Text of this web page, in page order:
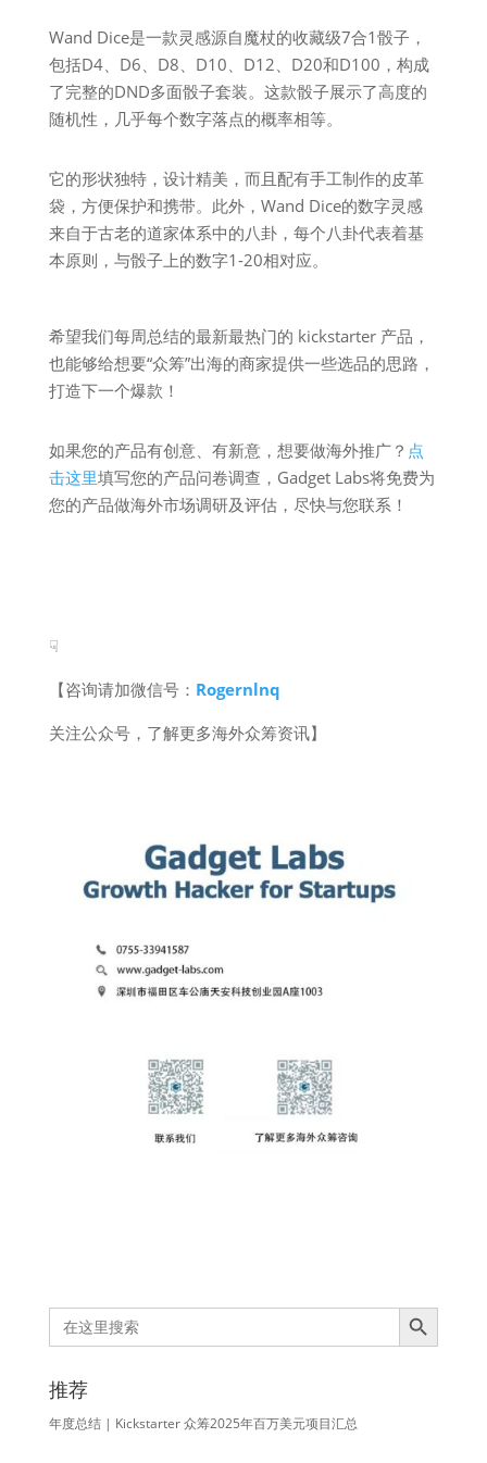
Wand Dice是一款灵感源自魔杖的收藏级7合1骰子，
包括D4、D6、D8、D10、D12、D20和D100，构成
了完整的DND多面骰子套装。这款骰子展示了高度的
随机性，几乎每个数字落点的概率相等。
它的形状独特，设计精美，而且配有手工制作的皮革
袋，方便保护和携带。此外，Wand Dice的数字灵感
来自于古老的道家体系中的八卦，每个八卦代表着基
本原则，与骰子上的数字1-20相对应。
希望我们每周总结的最新最热门的 kickstarter 产品，
也能够给想要“众筹”出海的商家提供一些选品的思路，
打造下一个爆款！
如果您的产品有创意、有新意，想要做海外推广？ 点
击这里填写您的产品问卷调查，Gadget Labs将免费为
您的产品做海外市场调研及评估，尽快与您联系！
☟
【咨询请加微信号： Rogernlnq
关注公众号，了解更多海外众筹资讯】
Search
for:
Search Button
推荐
年度总结 | Kickstarter 众筹2025年百万美元项目汇总